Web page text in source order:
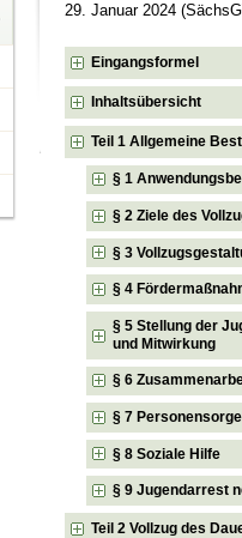
29. Januar 2024
Eingangsformel
Inhaltsübersicht
Teil 1 Allgemeine
§ 1
§ 2 Ziele des
§ 3
§ 4
§ 5 Stellung der
und Mitwirkung
§ 6
§ 7
§ 8 Soziale Hilfe
§ 9 Jugendarrest
Teil 2 Vollzug des